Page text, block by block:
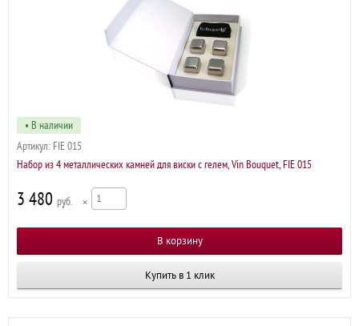
• В наличии
Артикул: FIE 015
Набор из 4 металлических камней для виски с гелем, Vin Bouquet, FIE 015
3 480 р ×
Купить в 1 клик